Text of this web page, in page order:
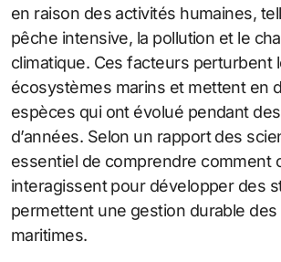
en raison des activités humaines,
pêche intensive, la pollution et le
climatique. Ces facteurs perturbent
écosystèmes marins et mettent en
espèces qui ont évolué pendant
d’années. Selon un rapport des
essentiel de comprendre comment
interagissent pour développer des
permettent une gestion durable
maritimes.